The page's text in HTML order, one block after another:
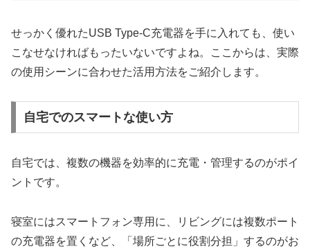
せっかく優れたUSB Type-C充電器を手に入れても、使い
こなせなければもったいないですよね。ここからは、実際
の使用シーンに合わせた活用方法をご紹介します。
自宅でのスマートな使い方
自宅では、複数の機器を効率的に充電・管理するのがポイ
ントです。
寝室にはスマートフォン専用に、リビングには複数ポート
の充電器を置くなど、「場所ごとに役割分担」するのがお